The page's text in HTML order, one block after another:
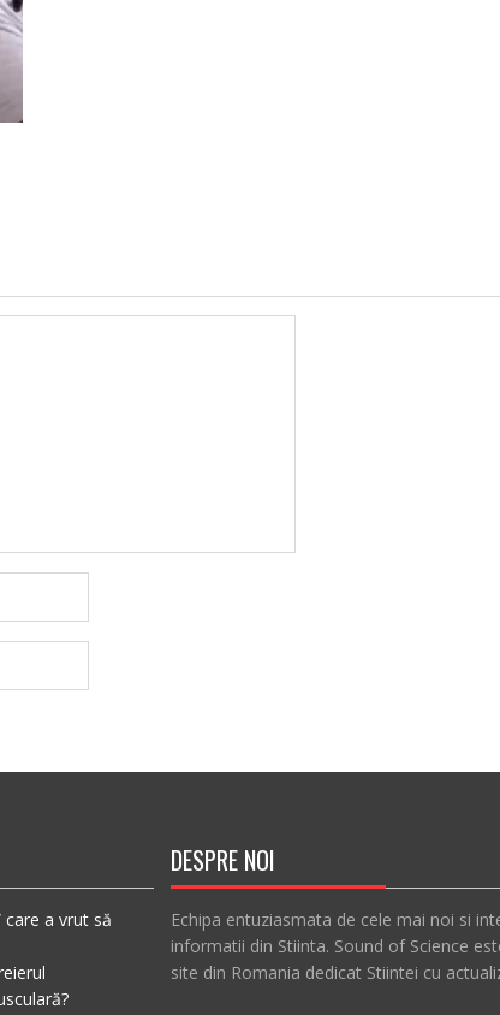
care a vrut să
DESPRE NOI
Echipa entuziasmata de cele mai noi si
informatii din Stiinta. Sound of Science
site din Romania dedicat Stiintei cu